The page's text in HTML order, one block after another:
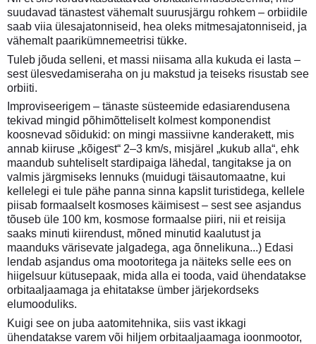
suudavad tänastest vähemalt suurusjärgu rohkem – orbiidile
saab viia ülesajatonniseid, hea oleks mitmesajatonniseid, ja
vähemalt paarikümnemeetrisi tükke.
Tuleb jõuda selleni, et massi niisama alla kukuda ei lasta –
sest ülesvedamiseraha on ju makstud ja teiseks risustab see
orbiiti.
Improviseerigem – tänaste süsteemide edasiarendusena
tekivad mingid põhimõtteliselt kolmest komponendist
koosnevad sõidukid: on mingi massiivne kanderakett, mis
annab kiiruse „kõigest“ 2–3 km/s, misjärel „kukub alla“, ehk
maandub suhteliselt stardipaiga lähedal, tangitakse ja on
valmis järgmiseks lennuks (muidugi täisautomaatne, kui
kellelegi ei tule pähe panna sinna kapslit turistidega, kellele
piisab formaalselt kosmoses käimisest – sest see asjandus
tõuseb üle 100 km, kosmose formaalse piiri, nii et reisija
saaks minuti kiirendust, mõned minutid kaalutust ja
maanduks värisevate jalgadega, aga õnnelikuna...) Edasi
lendab asjandus oma mootoritega ja näiteks selle ees on
hiigelsuur kütusepaak, mida alla ei tooda, vaid ühendatakse
orbitaaljaamaga ja ehitatakse ümber järjekordseks
elumooduliks.
Kuigi see on juba aatomitehnika, siis vast ikkagi
ühendatakse varem või hiljem orbitaaljaamaga ioonmootor,